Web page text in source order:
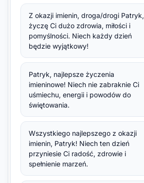
Z okazji imienin, droga/drogi Patryk,
życzę Ci dużo zdrowia, miłości i
pomyślności. Niech każdy dzień
będzie wyjątkowy!
Patryk, najlepsze życzenia
imieninowe! Niech nie zabraknie Ci
uśmiechu, energii i powodów do
świętowania.
Wszystkiego najlepszego z okazji
imienin, Patryk! Niech ten dzień
przyniesie Ci radość, zdrowie i
spełnienie marzeń.